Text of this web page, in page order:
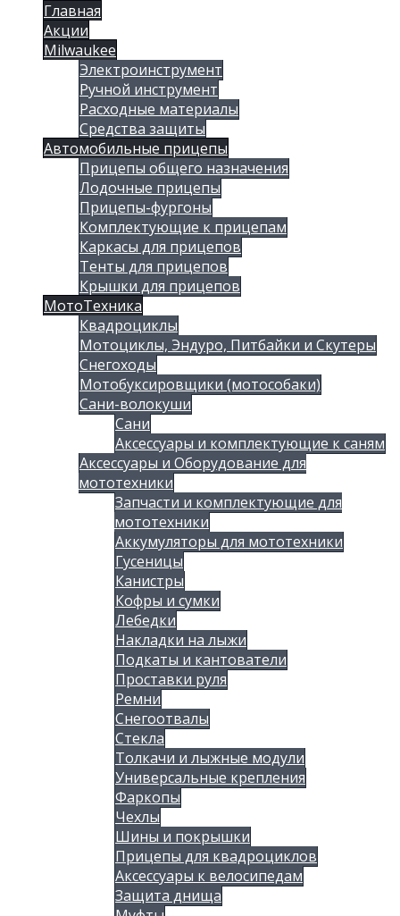
Главная
Акции
Milwaukee
Электроинструмент
Ручной инструмент
Расходные материалы
Средства защиты
Автомобильные прицепы
Прицепы общего назначения
Лодочные прицепы
Прицепы-фургоны
Комплектующие к прицепам
Каркасы для прицепов
Тенты для прицепов
Крышки для прицепов
МотоТехника
Квадроциклы
Мотоциклы, Эндуро, Питбайки и Скутеры
Снегоходы
Мотобуксировщики (мотособаки)
Сани-волокуши
Сани
Аксессуары и комплектующие к саням
Аксессуары и Оборудование для
мототехники
Запчасти и комплектующие для
мототехники
Аккумуляторы для мототехники
Гусеницы
Канистры
Кофры и сумки
Лебедки
Накладки на лыжи
Подкаты и кантователи
Проставки руля
Ремни
Снегоотвалы
Стекла
Толкачи и лыжные модули
Универсальные крепления
Фаркопы
Чехлы
Шины и покрышки
Прицепы для квадроциклов
Аксессуары к велосипедам
Защита днища